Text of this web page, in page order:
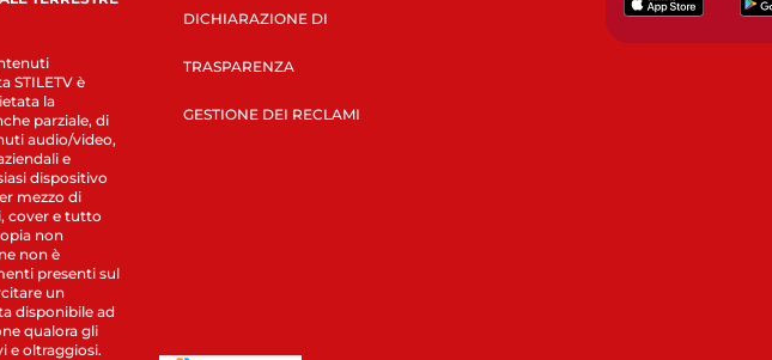
STILETV è
la
parziale, di
audio/video,
e
dispositivo
mezzo di
cover e tutto
non
non è
presenti sul
un
disponibile ad
qualora gli
e oltraggiosi.
DICHIARAZIONE DI
TRASPARENZA
GESTIONE DEI RECLAMI